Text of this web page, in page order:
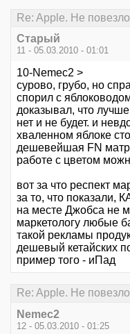
Re: Apple. Не
Старый
11 - 05.03.2010 - 01:01
10-Nemec2 >
сурово, грубо, но
спорил с
доказывал, что
нет и не будет. и
хваленном яблоке
дешевейшая FN
работе с цветом
вот за что респект
за то, что показали,
на месте Джобса не
маркетологу любые
такой рекламы
дешевый кетайских
пример того - иПад
Re: Apple. Не
Nemec2
12 - 05.03.2010 - 01:25